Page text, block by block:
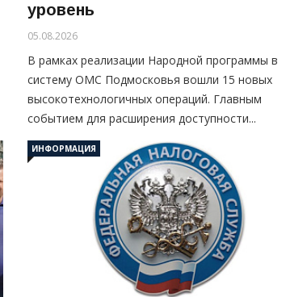
уровень
05.08.2026
В рамках реализации Народной программы в
систему ОМС Подмосковья вошли 15 новых
высокотехнологичных операций. Главным
событием для расширения доступности...
ИНФОРМАЦИЯ